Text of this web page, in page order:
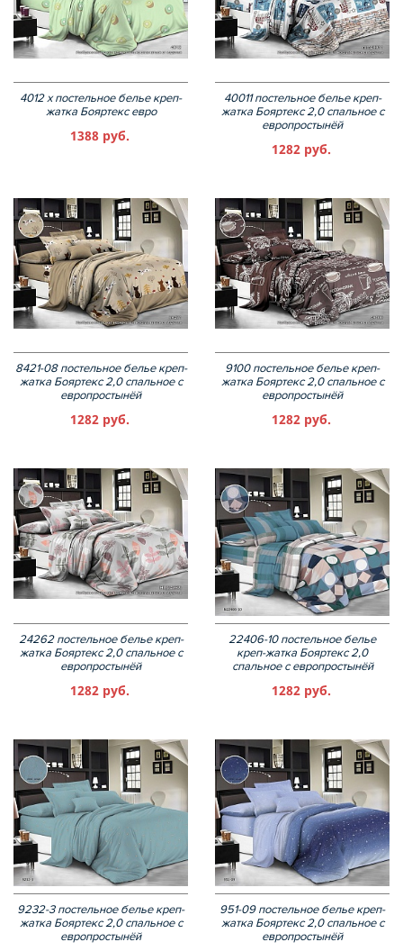
4012 х постельное белье креп-
жатка Бояртекс евро
1388 руб.
40011 постельное белье креп-
жатка Бояртекс 2,0 спальное с
европростынёй
1282 руб.
8421-08 постельное белье креп-
жатка Бояртекс 2,0 спальное с
европростынёй
1282 руб.
9100 постельное белье креп-
жатка Бояртекс 2,0 спальное с
европростынёй
1282 руб.
24262 постельное белье креп-
жатка Бояртекс 2,0 спальное с
европростынёй
1282 руб.
22406-10 постельное белье
креп-жатка Бояртекс 2,0
спальное с европростынёй
1282 руб.
9232-3 постельное белье креп-
жатка Бояртекс 2,0 спальное с
европростынёй
951-09 постельное белье креп-
жатка Бояртекс 2,0 спальное с
европростынёй